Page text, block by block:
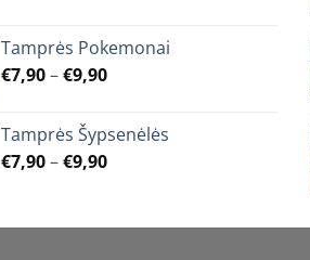
through
€9,90
Tamprės Pokemonai
€7,90–€9,90Price
through
€9,90
Tamprės Šypsenėlės
€7,90–€9,90Price
through